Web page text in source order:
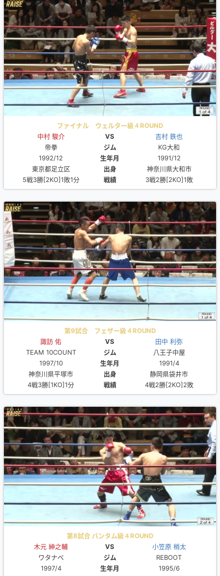
ファイナル ウェルター級４ROUND
中村 駿介
VS
吉村 鉄也
帝拳
ジム
KG大和
1992/12
生年月
1991/12
東京都足立区
出身
神奈川県大和市
5戦3勝[2KO]1敗1分
戦績 3戦2勝[2KO]1敗
第9試合 フェザー級４ROUND
諏訪 佑
VS
田中 利弥
TEAM 10COUNT
ジム
八王子中屋
1997/10
生年月
1991/4
神奈川県平塚市
出身
静岡県袋井市
4戦3勝[1KO]1分
戦績 4戦2勝[2KO]2敗
第8試合 バンタム級４ROUND
木元 紳之輔
VS
小笠原 梢太
ワタナベ
ジム
REBOOT
1997/4
生年月
1995/6